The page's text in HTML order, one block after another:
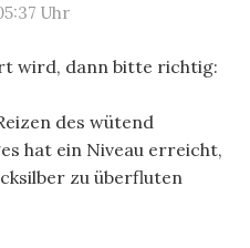
Uhr
wird, dann bitte richtig:
des wütend
hat ein Niveau erreicht,
zu überfluten